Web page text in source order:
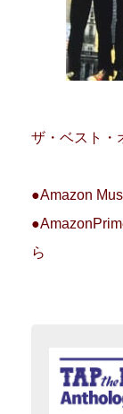
ザ・ベスト・
●Amazon
ら